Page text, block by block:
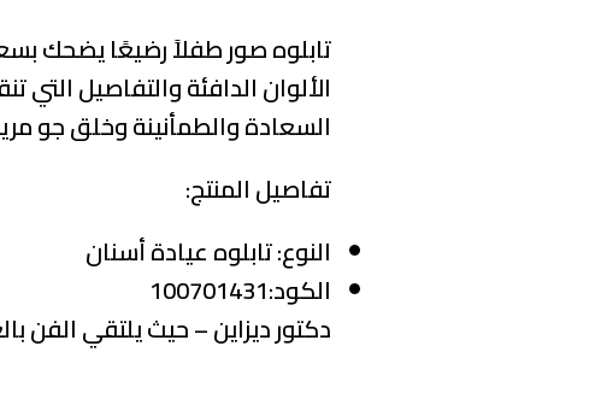
تابلوه صور طفلاً رضيعًا يضحك
الألوان الدافئة والتفاصيل
السعادة والطمأنينة وخلق جو
تفاصيل المنتج:
النوع:تابلوه عيادة أسنان
الكود:100701431
دكتور ديزاين – حيث يلتقي الفن